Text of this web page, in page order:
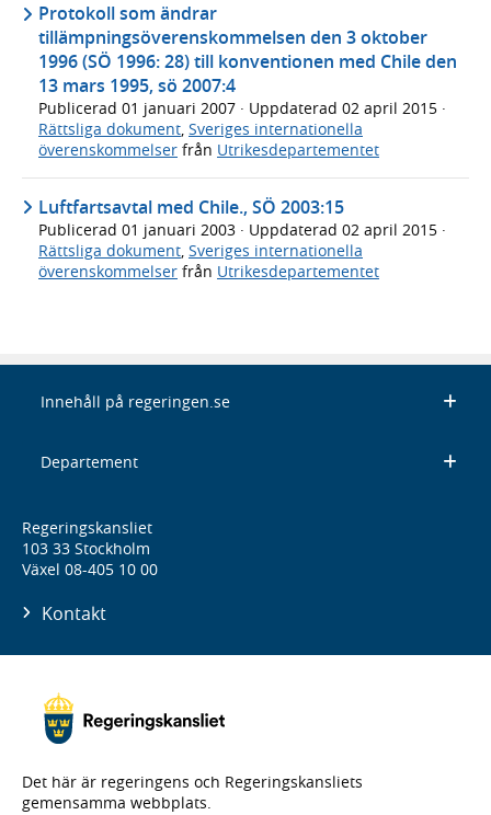
Protokoll som ändrar
tillämpningsöverenskommelsen den 3 oktober
1996 (SÖ 1996: 28) till konventionen med Chile den
13 mars 1995, sö 2007:4
Publicerad 01 januari 2007 · Uppdaterad 02 april 2015 ·
Rättsliga dokument, Sveriges internationella
överenskommelser från Utrikesdepartementet
Luftfartsavtal med Chile., SÖ 2003:15
Publicerad 01 januari 2003 · Uppdaterad 02 april 2015 ·
Rättsliga dokument, Sveriges internationella
överenskommelser från Utrikesdepartementet
Innehåll på regeringen.se
Departement
Regeringskansliet
103 33 Stockholm
Växel 08-405 10 00
Kontakt
Det här är regeringens och Regeringskansliets
gemensamma webbplats.